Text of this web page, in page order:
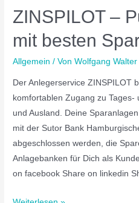
ZINSPILOT –
mit besten
Allgemein / VonWolfgang Walter
Der Anlegerservice ZINSPILOT
komfortablen Zugang zu
und Ausland. Deine
mit der Sutor Bank
abgeschlossen werden, die
Anlagebanken für Dich als
on facebook Share on linkedin